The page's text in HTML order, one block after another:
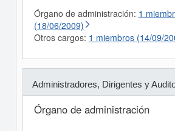
Órgano de administración: 1
(18/06/2009)
Otros cargos: 1 miembros (14/09/
Administradores, Dirigentes y
Órgano de administración